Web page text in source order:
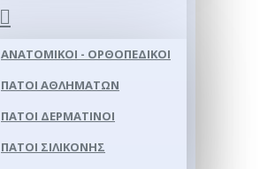
ΑΝΑΤΟΜΙΚΟΊ - ΟΡΘΟΠΕΔΙΚΟΊ
ΠΆΤΟΙ ΑΘΛΗΜΆΤΩΝ
ΠΆΤΟΙ ΔΕΡΜΆΤΙΝΟΙ
ΠΆΤΟΙ ΣΙΛΙΚΌΝΗΣ